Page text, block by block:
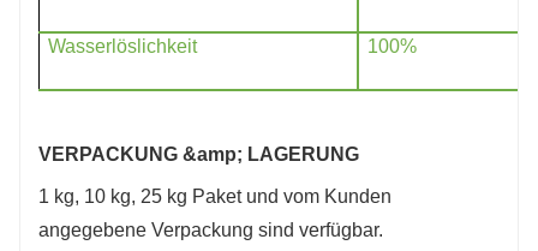
Wasserlöslichkeit 100%
VERPACKUNG &amp; LAGERUNG
1 kg, 10 kg, 25 kg Paket und vom Kunden
angegebene Verpackung sind verfügbar.